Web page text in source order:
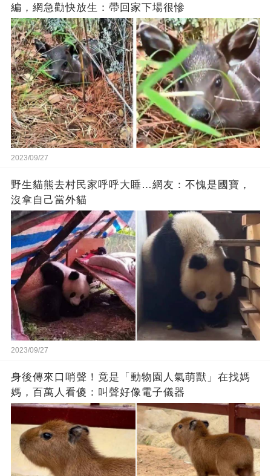
編，網急勸快放生：帶回家下場很慘
2023/09/27
野生貓熊去村民家呼呼大睡…網友：不愧是國寶，
沒拿自己當外貓
2023/09/27
身後傳來口哨聲！竟是「動物園人氣萌獸」在找媽
媽，百萬人看傻：叫聲好像電子儀器